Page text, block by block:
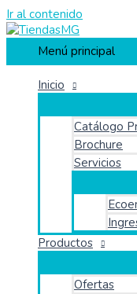
Ir al contenido
Menú principal
Inicio
Catálogo
Brochure
Servicios
Productos
Ofertas